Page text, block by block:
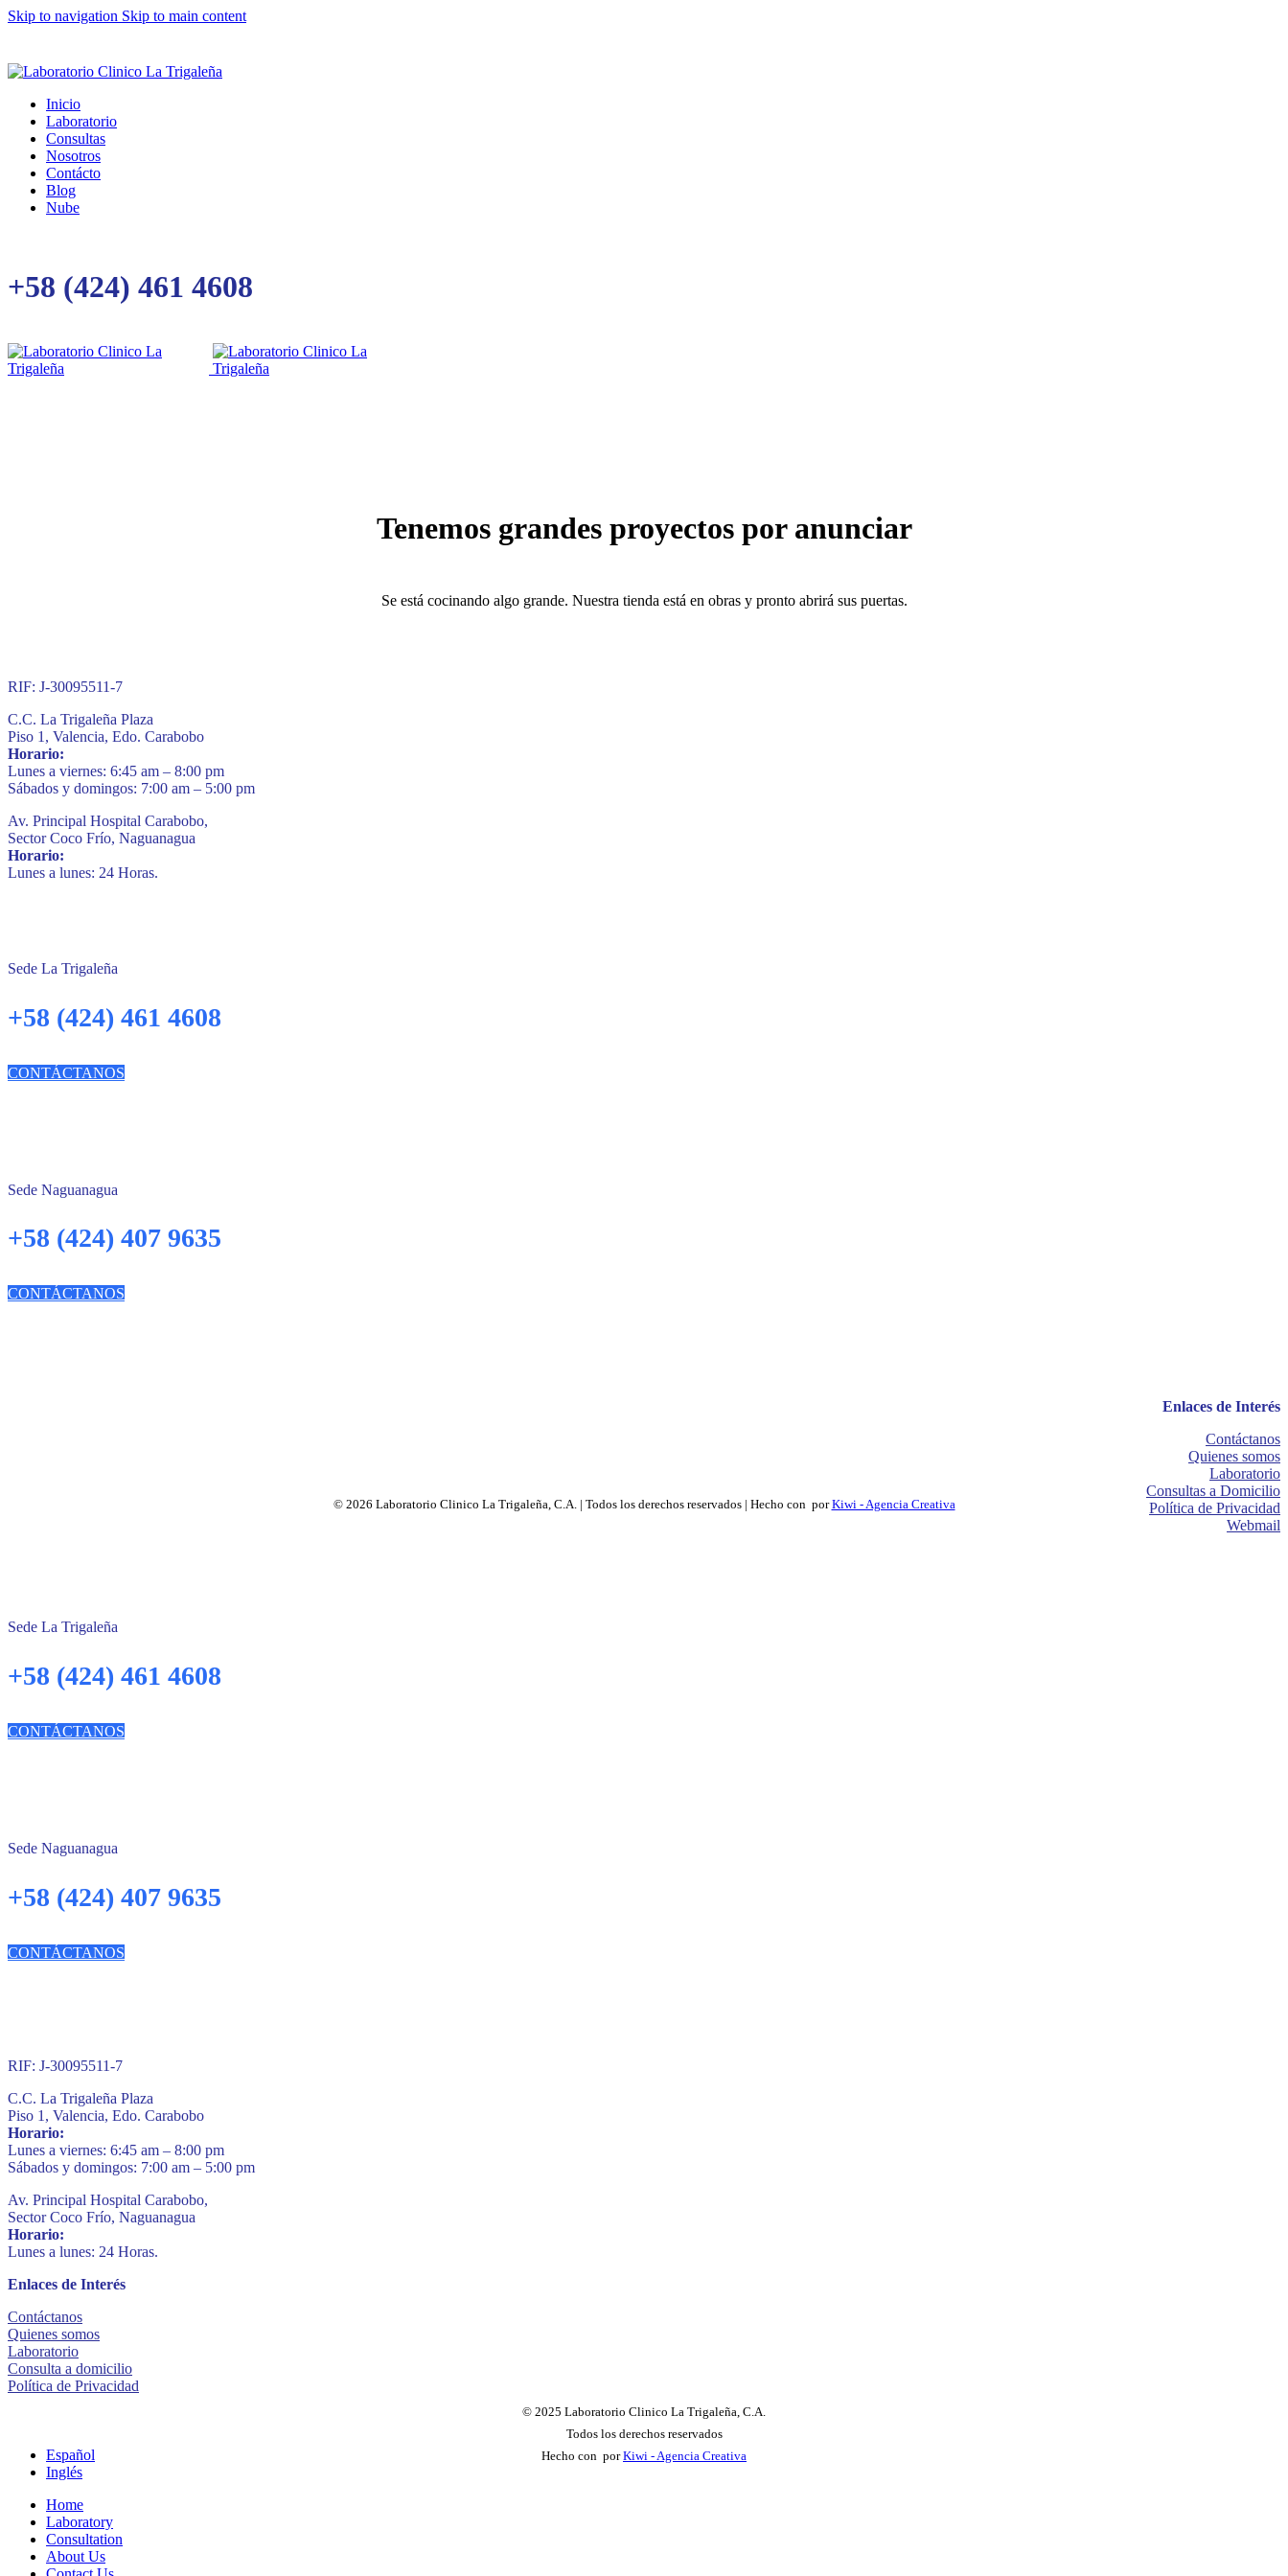
Skip to navigation Skip to main content
Inicio
Laboratorio
Consultas
Nosotros
Contácto
Blog
Nube
+58 (424) 461 4608
Tenemos grandes proyectos por anunciar
Se está cocinando algo grande. Nuestra tienda está en obras y pronto abrirá sus puertas.
RIF: J-30095511-7
C.C. La Trigaleña Plaza
Piso 1, Valencia, Edo. Carabobo
Horario:
Lunes a viernes: 6:45 am – 8:00 pm
Sábados y domingos: 7:00 am – 5:00 pm
Av. Principal Hospital Carabobo,
Sector Coco Frío, Naguanagua
Horario:
Lunes a lunes: 24 Horas.
Sede La Trigaleña
+58 (424) 461 4608
CONTÁCTANOS
Sede Naguanagua
+58 (424) 407 9635
CONTÁCTANOS
Enlaces de Interés
Contáctanos
Quienes somos
Laboratorio
Consultas a Domicilio
Política de Privacidad
Webmail
© 2026 Laboratorio Clinico La Trigaleña, C.A. | Todos los derechos reservados | Hecho con porKiwi - Agencia Creativa
Sede La Trigaleña
+58 (424) 461 4608
CONTÁCTANOS
Sede Naguanagua
+58 (424) 407 9635
CONTÁCTANOS
RIF: J-30095511-7
C.C. La Trigaleña Plaza
Piso 1, Valencia, Edo. Carabobo
Horario:
Lunes a viernes: 6:45 am – 8:00 pm
Sábados y domingos: 7:00 am – 5:00 pm
Av. Principal Hospital Carabobo,
Sector Coco Frío, Naguanagua
Horario:
Lunes a lunes: 24 Horas.
Enlaces de Interés
Contáctanos
Quienes somos
Laboratorio
Consulta a domicilio
Política de Privacidad
© 2025 Laboratorio Clinico La Trigaleña, C.A.
Todos los derechos reservados
Hecho con porKiwi - Agencia Creativa
Español
Inglés
Home
Laboratory
Consultation
About Us